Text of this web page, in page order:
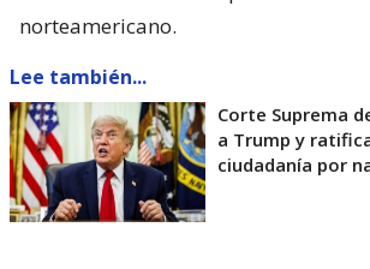
norteamericano.
Lee también...
Corte Suprema
a Trump y
ciudadanía por